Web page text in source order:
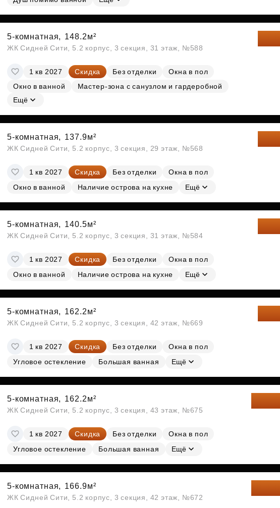
5-комнатная, 148.2м²
ЖК Сидней Сити, 5.2 корпус, 3 секция, 31 этаж, №588
1 кв 2027 Скидка Без отделки
Окна в пол
Окно в ванной
Мастер-зона с санузлом и гардеробной
Ещё
5-комнатная, 137.9м²
ЖК Сидней Сити, 5.2 корпус, 3 секция, 29 этаж, №568
1 кв 2027 Скидка Без отделки
Окна в пол
Окно в ванной
Наличие острова на кухне Ещё
5-комнатная, 140.5м²
ЖК Сидней Сити, 5.2 корпус, 3 секция, 31 этаж, №584
1 кв 2027 Скидка Без отделки
Окна в пол
Окно в ванной
Наличие острова на кухне Ещё
5-комнатная, 162.2м²
ЖК Сидней Сити, 5.2 корпус, 3 секция, 42 этаж, №669
1 кв 2027 Скидка Без отделки
Окна в пол
Угловое остекление
Большая ванная Ещё
5-комнатная, 162.2м²
ЖК Сидней Сити, 5.2 корпус, 3 секция, 43 этаж, №675
1 кв 2027 Скидка Без отделки
Окна в пол
Угловое остекление
Большая ванная Ещё
5-комнатная, 166.9м²
ЖК Сидней Сити, 5.2 корпус, 3 секция, 42 этаж, №672